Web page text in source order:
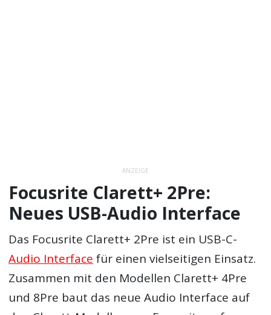
ANZEIGE
Focusrite Clarett+ 2Pre:
Neues USB-Audio Interface
Das Focusrite Clarett+ 2Pre ist ein USB-C-
Audio Interface für einen vielseitigen Einsatz.
Zusammen mit den Modellen Clarett+ 4Pre
und 8Pre baut das neue Audio Interface auf